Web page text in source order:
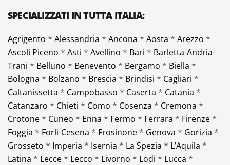
SPECIALIZZATI IN TUTTA ITALIA:
Agrigento * Alessandria * Ancona * Aosta * Arezzo *
Ascoli Piceno * Asti * Avellino * Bari * Barletta-Andria-
Trani * Belluno * Benevento * Bergamo * Biella *
Bologna * Bolzano * Brescia * Brindisi * Cagliari *
Caltanissetta * Campobasso * Caserta * Catania *
Catanzaro * Chieti * Como * Cosenza * Cremona *
Crotone * Cuneo * Enna * Fermo * Ferrara * Firenze *
Foggia * Forlì-Cesena * Frosinone * Genova * Gorizia *
Grosseto * Imperia * Isernia * La Spezia * L’Aquila *
Latina * Lecce * Lecco * Livorno * Lodi * Lucca *